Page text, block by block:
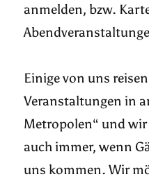
anmelden, bzw.
Einige von uns
Veranstaltungen in
Metropolen“ und
auch immer, wenn
uns kommen. Wir